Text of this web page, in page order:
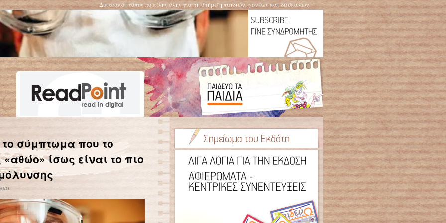
Δικτυακός τόπος ποικίλης ύλης για τη στήριξη παιδιών, γονέων και δασκάλων
το σύμπτωμα που το
ίσως είναι το πιο